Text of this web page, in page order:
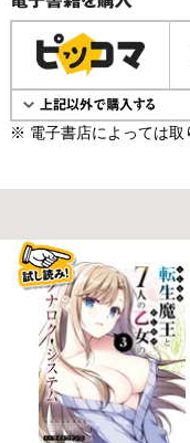
電子書籍で購入
※ 電子書店によっては取